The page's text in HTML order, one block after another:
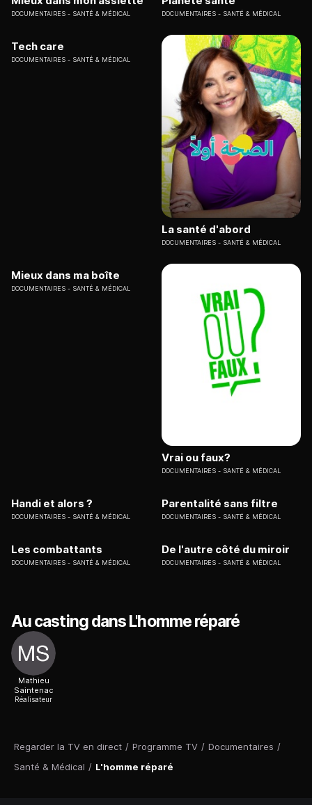
Regarder la TV en direct / Programme TV / Documentaires /
Santé & Médical / L'homme réparé
DOCUMENTAIRES SANTÉ & MÉDICAL DOCUMENTAIRES SANTÉ & MÉDICAL
Tech care
DOCUMENTAIRES SANTÉ & MÉDICAL
La santé d'abord
DOCUMENTAIRES SANTÉ & MÉDICAL
Mieux dans ma boîte
DOCUMENTAIRES SANTÉ & MÉDICAL
Vrai ou faux?
DOCUMENTAIRES SANTÉ & MÉDICAL
Handi et alors ?
DOCUMENTAIRES SANTÉ & MÉDICAL
Parentalité sans filtre
DOCUMENTAIRES SANTÉ & MÉDICAL
Les combattants
DOCUMENTAIRES SANTÉ & MÉDICAL
De l'autre côté du miroir
DOCUMENTAIRES SANTÉ & MÉDICAL
Au casting dans L'homme réparé
Mathieu
Saintenac
Réalisateur